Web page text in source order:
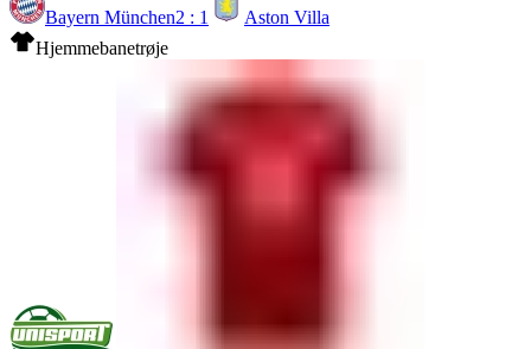
Bayern München2 : 1
Aston Villa
Hjemmebanetrøje